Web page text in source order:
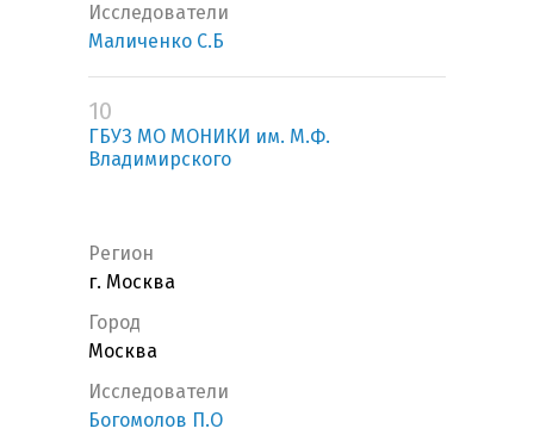
Исследователи
Маличенко С.Б
10
ГБУЗ МО МОНИКИ им. М.Ф.
Владимирского
Регион
г. Москва
Город
Москва
Исследователи
Богомолов П.О